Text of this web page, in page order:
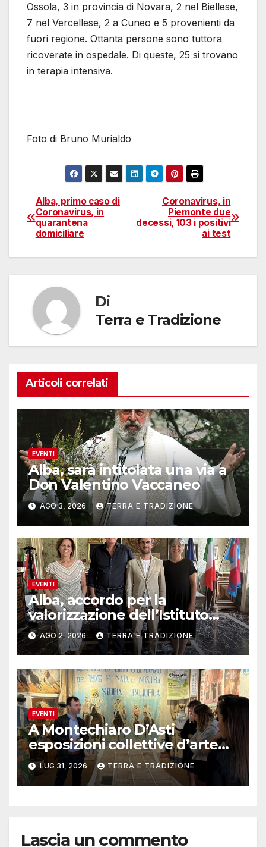
Ossola, 3 in provincia di Novara, 2 nel Biellese,
7 nel Vercellese, 2 a Cuneo e 5 provenienti da
fuori regione. Ottanta persone sono tuttora
ricoverate in ospedale. Di queste, 25 si trovano
in terapia intensiva.
Foto di Bruno Murialdo
Navigazione
articoli
Coronavirus, in
Piemonte due
decessi, 103 i positivi
ai test
Alba, primo caso di
Coronavirus, in
quarantena
domiciliare
Di
Terra e Tradizione
Articoli correlati
EVENTI
Alba, sarà intitolata una via a
Don Valentino Vaccaneo
AGO 3, 2026 TERRA E TRADIZIONE
EVENTI
Alba, accordo per la
valorizzazione dell’Istituto
musicale Rocca
AGO 2, 2026 TERRA E TRADIZIONE
EVENTI
A Montechiaro D’Asti
esposizioni collettive d’arte
contemporanea
LUG 31, 2026 TERRA E TRADIZIONE
Lascia un commento